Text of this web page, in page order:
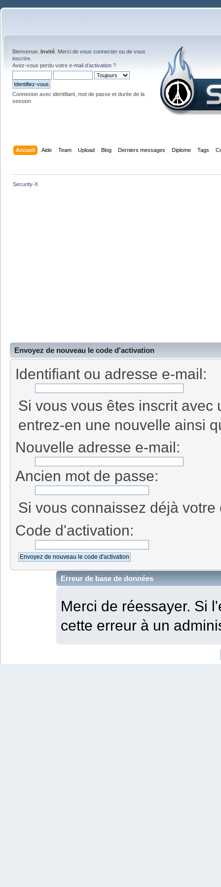
Bienvenue, Invité . Merci de vous connecter ou de vous
inscrire
Avez-vous perdu votre e-mail d'activation ?
Connexion avec identifiant, mot de passe et durée de la
session
Accueil Aide Team Upload Blog Derniers messages Diplome Tags
Security-X
Envoyez de nouveau le code d'activation
Identifiant ou adresse e-mail:
Si vous vous êtes inscrit
entrez-en une nouvelle ainsi
Nouvelle adresse e-mail:
Ancien mot de passe:
Si vous connaissez déjà
Code d'activation:
Erreur de base de données
Merci de réessayer. Si
cette erreur à un